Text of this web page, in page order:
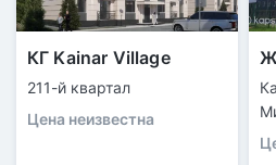
КГ Kainar Village
211-й квартал
Цена неизвестна